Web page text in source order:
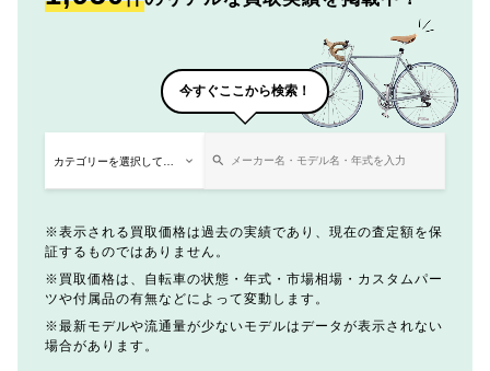
今すぐここから検索！
表示される買取価格は過去の実績であり、現在の査定額を保
証するものではありません。
買取価格は、自転車の状態・年式・市場相場・カスタムパー
ツや付属品の有無などによって変動します。
最新モデルや流通量が少ないモデルはデータが表示されない
場合があります。